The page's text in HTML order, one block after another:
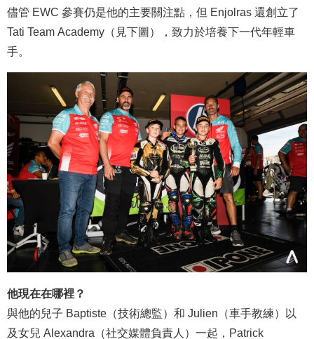
儘管 EWC 參賽仍是他的主要關注點，但 Enjolras 還創立了
Tati Team Academy（見下圖），致力於培養下一代年輕車
手。
他現在在哪裡？
與他的兒子 Baptiste（技術總監）和 Julien（車手教練）以
及女兒 Alexandra（社交媒體負責人）一起，Patrick